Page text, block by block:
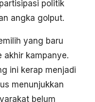
politik
angka golput.
yang baru
akhir kampanye.
ini kerap menjadi
menunjukkan
belum